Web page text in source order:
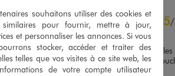
/5 5/
Avis vérifié et récompensé
Pantalon impeccable pour les
enfant ayant encore des
belle matière
souhaitons utiliser des cookies et
similaires pour fournir, mettre à jour,
et personnaliser les annonces. Si vous
stocker, accéder et traiter des
telles que vos visites à ce site web, les
de votre compte utilisateur